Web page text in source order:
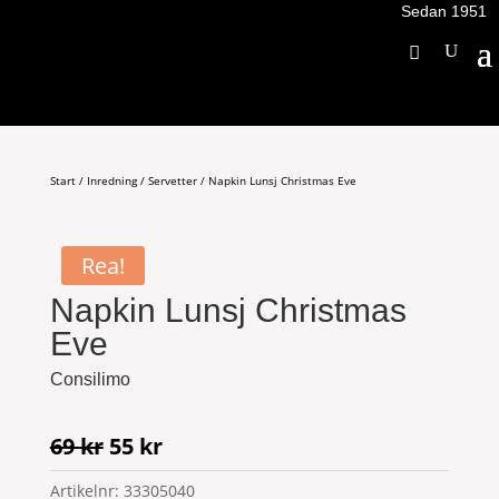
Sedan 1951
Start/ Inredning/ Servetter/ Napkin Lunsj Christmas Eve
Rea!
Napkin Lunsj Christmas
Eve
Consilimo
69kr Det
ursprungliga
55 krDet
nuvarande
Artikelnr: 33305040